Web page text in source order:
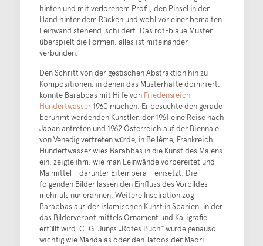
hinten und mit verlorenem Profil, den Pinsel in der
Hand hinter dem Rücken und wohl vor einer bemalten
Leinwand stehend, schildert. Das rot-blaue Muster
überspielt die Formen, alles ist miteinander
verbunden.
Den Schritt von der gestischen Abstraktion hin zu
Kompositionen, in denen das Musterhafte dominiert,
konnte Barabbas mit Hilfe von Friedensreich
Hundertwasser1960 machen. Er besuchte den gerade
berühmt werdenden Künstler, der 1961 eine Reise nach
Japan antreten und 1962 Österreich auf der Biennale
von Venedig vertreten würde, in Bellême, Frankreich.
Hundertwasser wies Barabbas in die Kunst des Malens
ein, zeigte ihm, wie man Leinwände vorbereitet und
Malmittel – darunter Eitempera – einsetzt. Die
folgenden Bilder lassen den Einfluss des Vorbildes
mehr als nur erahnen. Weitere Inspiration zog
Barabbas aus der islamischen Kunst in Spanien, in der
das Bilderverbot mittels Ornament und Kalligrafie
erfüllt wird. C. G. Jungs „Rotes Buch“ wurde genauso
wichtig wie Mandalas oder den Tatoos der Maori.